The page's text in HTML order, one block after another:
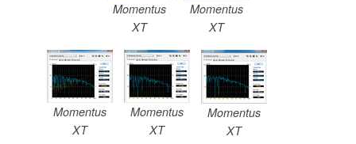
Momentus
XT
Momentus
XT
Momentus
XT
Momentus
XT
Momentus
XT